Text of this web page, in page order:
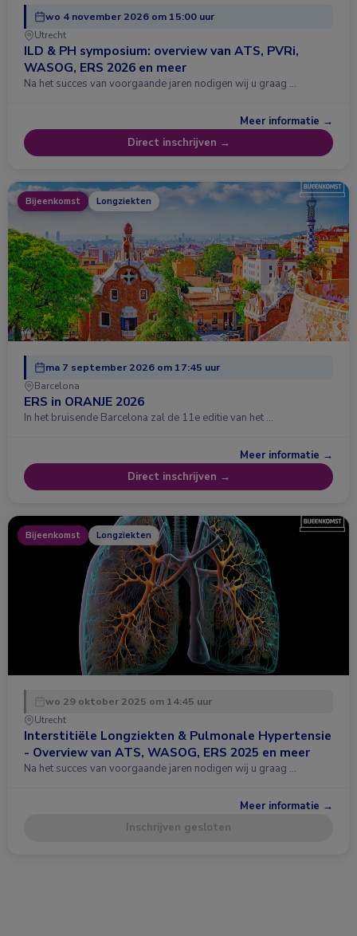
wo 4 november 2026 om 15:00 uur
Utrecht
ILD & PH symposium: overview van ATS, PVRi,
WASOG, ERS 2026 en meer
Na het succes van voorgaande jaren nodigen wij u graag …
Meer informatie →
Direct inschrijven →
Bijeenkomst Longziekten
ma 7 september 2026 om 17:45 uur
Barcelona
ERS in ORANJE 2026
In het bruisende Barcelona zal de 11e editie van het …
Meer informatie →
Direct inschrijven →
Bijeenkomst Longziekten
wo 29 oktober 2025 om 14:45 uur
Utrecht
Interstitiële Longziekten & Pulmonale Hypertensie
- Overview van ATS, WASOG, ERS 2025 en meer
Na het succes van voorgaande jaren nodigen wij u graag …
Meer informatie →
Inschrijven gesloten